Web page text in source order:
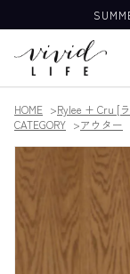
HOME
Rylee + Cru [
CATEGORY
アウター